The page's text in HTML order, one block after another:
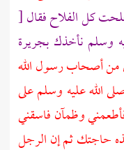
كل الفلاح فقال[
وسلم نأخذك بجريرة
من أصحاب رسول الله
الله عليه وسلم على
وظمآن فاسقني
حاجتك ثم إن الرجل